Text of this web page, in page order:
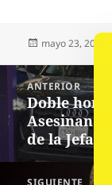
Publicado
mayo 23, 2025
Navegación
de
entradas
ANTERIOR
Entrada
anterior:
Doble
Asesinan a
de la Jefa
SIGUIENTE